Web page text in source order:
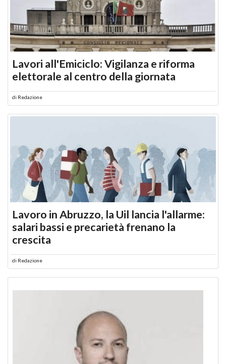
Lavori all'Emiciclo: Vigilanza e riforma
elettorale al centro della giornata
di Redazione
Lavoro in Abruzzo, la Uil lancia l'allarme:
salari bassi e precarietà frenano la
crescita
di Redazione